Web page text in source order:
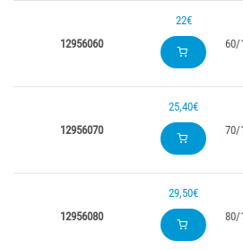
12956060
22€
60/
12956070
25,40€
70/
12956080
29,50€
80/